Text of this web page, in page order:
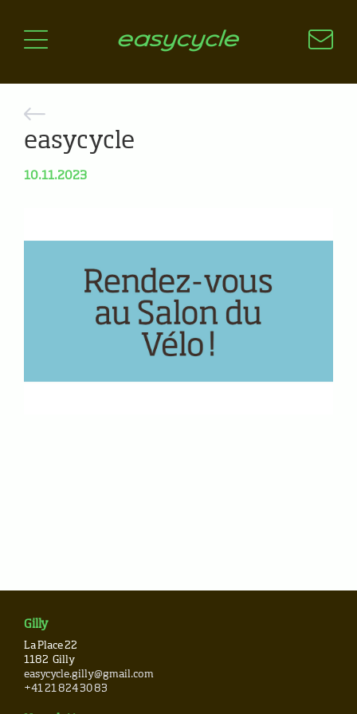
Aspects techniques
Nos critères de sélection
Questions / Réponses
A jour
easycycle
10.11.2023
Gilly
La Place 22
1182 Gilly
easycycle.gilly@gmail.com
+41 21 824 30 83